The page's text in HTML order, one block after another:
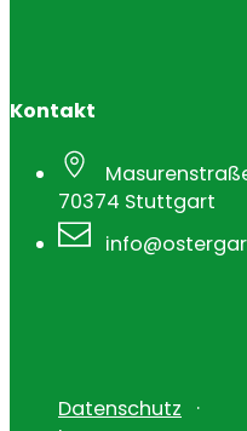
Kontakt
70374 Stuttgart
Datenschutz